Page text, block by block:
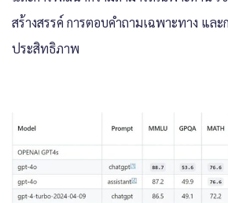
สร้างสรรค์ การตอบคำถามเฉพาะทาง แล
ประสิทธิภาพ